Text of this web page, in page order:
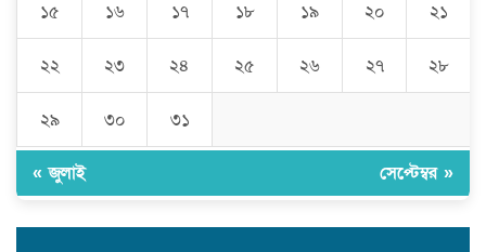
২ নং ওয়ার্ড নয়নপুরে মেম্বার পদে প্রার্থী
হতে মাঠে সক্রিয় তিনি।
নিষেধাজ্ঞা অমান্য করে ঘর নির্মাণ,যে
কোনো সময় ঘটতে পারে বড় রকমের
সংঘর্ষ।
১৫ ১৬ ১৭ ১৮ ১৯ ২০ ২১
২২ ২৩ ২৪ ২৫ ২৬ ২৭ ২৮
২৯ ৩০ ৩১
« জুলাই সেপ্টেম্বর »